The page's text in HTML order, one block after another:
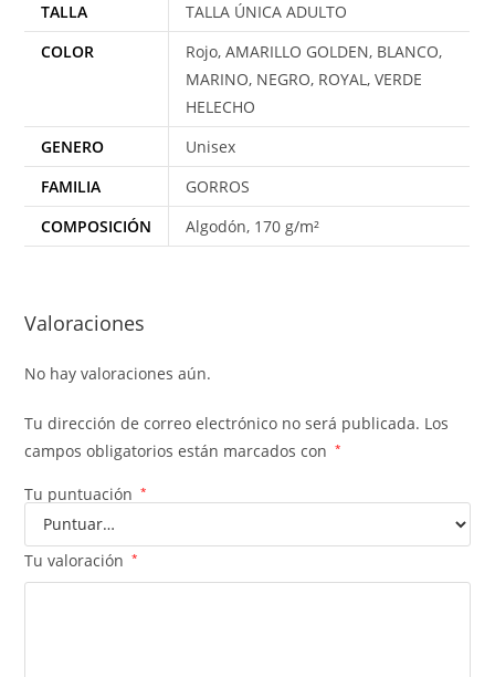
TALLA
TALLA ÚNICA ADULTO
COLOR
Rojo, AMARILLO GOLDEN, BLANCO,
MARINO, NEGRO, ROYAL, VERDE
HELECHO
GENERO
Unisex
FAMILIA
GORROS
COMPOSICIÓN
Algodón, 170 g/m²
Valoraciones
No hay valoraciones aún.
Tu dirección de correo electrónico no será publicada. Los
campos obligatorios están marcados con
*
Tu puntuación *
Tu valoración *